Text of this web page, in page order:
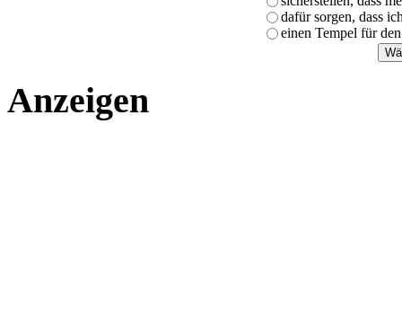
dafür sorgen, dass
einen Tempel für
Anzeigen